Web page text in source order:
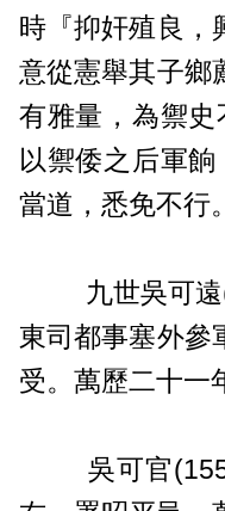
時『抑奸殖良，
意從憲舉其子鄉
有雅量，為禦
以禦倭之后軍
當道，悉免不行
九世吳可遠
東司都事塞外參
受。萬歷二十一
吳可官